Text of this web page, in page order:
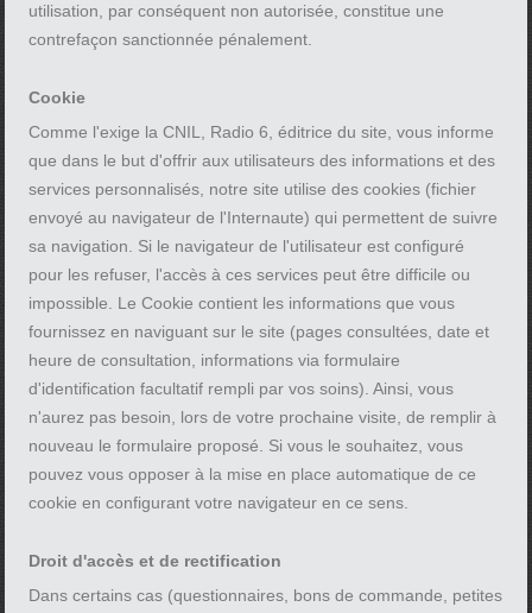
utilisation, par conséquent non autorisée, constitue une
contrefaçon sanctionnée pénalement.
Cookie
Comme l'exige la CNIL, Radio 6, éditrice du site, vous informe
que dans le but d'offrir aux utilisateurs des informations et des
services personnalisés, notre site utilise des cookies (fichier
envoyé au navigateur de l'Internaute) qui permettent de suivre
sa navigation. Si le navigateur de l'utilisateur est configuré
pour les refuser, l'accès à ces services peut être difficile ou
impossible. Le Cookie contient les informations que vous
fournissez en naviguant sur le site (pages consultées, date et
heure de consultation, informations via formulaire
d'identification facultatif rempli par vos soins). Ainsi, vous
n'aurez pas besoin, lors de votre prochaine visite, de remplir à
nouveau le formulaire proposé. Si vous le souhaitez, vous
pouvez vous opposer à la mise en place automatique de ce
cookie en configurant votre navigateur en ce sens.
Droit d'accès et de rectification
Dans certains cas (questionnaires, bons de commande, petites